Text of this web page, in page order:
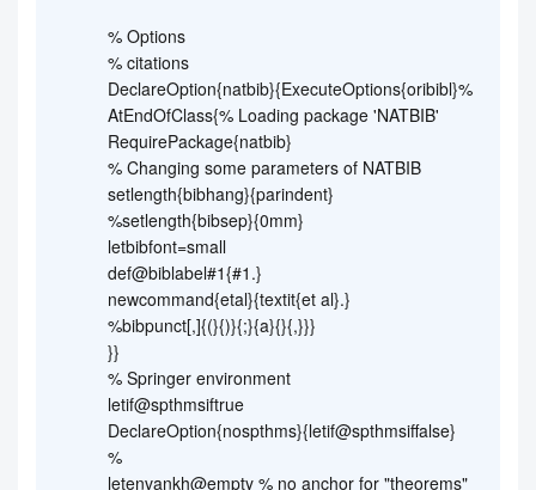
% Options
% citations
DeclareOption{natbib}{ExecuteOptions{oribibl}%
AtEndOfClass{% Loading package 'NATBIB'
RequirePackage{natbib}
% Changing some parameters of NATBIB
setlength{bibhang}{parindent}
%setlength{bibsep}{0mm}
letbibfont=small
def@biblabel#1{#1.}
newcommand{etal}{textit{et al}.}
%bibpunct[,]{(}{)}{;}{a}{}{,}}}
}}
% Springer environment
letif@spthmsiftrue
DeclareOption{nospthms}{letif@spthmsiffalse}
%
letenvankh@empty % no anchor for "theorems"